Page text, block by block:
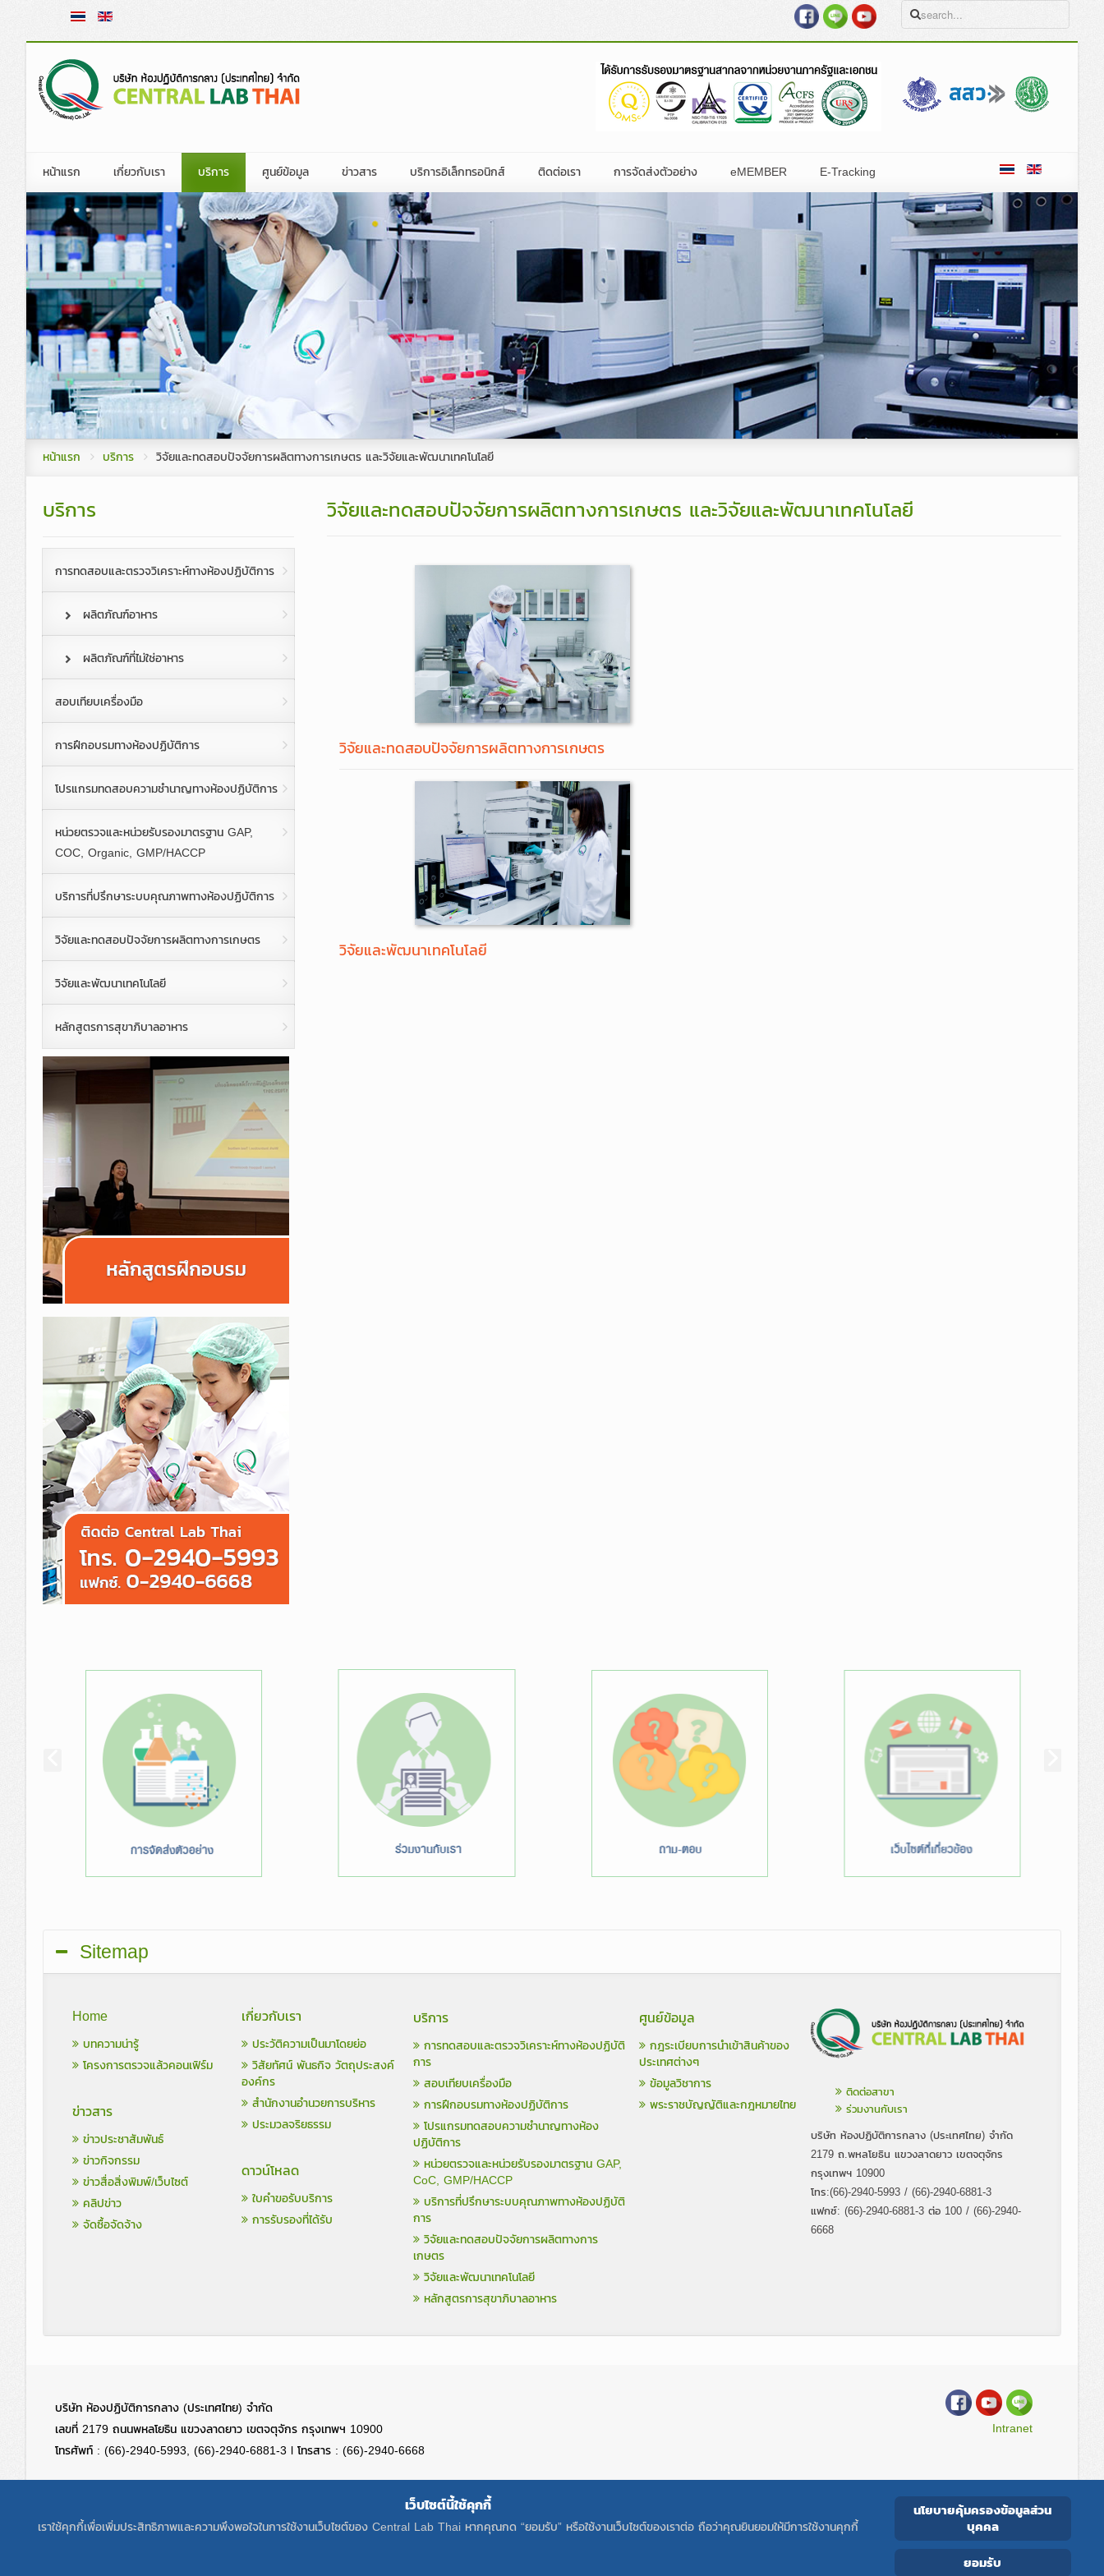
หน้าแรก
เกี่ยวกับเรา
ประวัติความเป็นมาโดยย่อ
วิสัยทัศน์ พันธกิจ วัตถุประสงค์องค์กร
คณะกรรมการและผู้บริหารบริษัท คณะกรรมการบริษัท
คณะกรรมการบริหาร
คณะกรรมการตรวจสอบ
ทำเนียบ กรรมการผู้อำนวยการ
คณะผู้บริหาร ผู้บริหารบริษัทฯ
ประมวลจริยธรรม
นโยบายคุ้มครองข้อมูลส่วนบุคคล
รายงานประจำปี
บริการ
การทดสอบและตรวจวิเคราะห์ทางห้องปฏิบัติการ
ผลิตภัณฑ์ที่ไม่ใช่อาหาร
สอบเทียบเครื่องมือ
การฝึกอบรมทางห้องปฏิบัติการ
โปรแกรมทดสอบความชำนาญทางห้องปฏิบัติการ
หน่วยตรวจและหน่วยรับรองมาตรฐาน GAP,
COC, Organic, GMP/HACCP
บริการที่ปรึกษาระบบคุณภาพ ทางห้องปฏิบัติการ
วิจัยและทดสอบปัจจัยการผลิตทางการเกษตร
หลักสูตรการสุขาภิบาลอาหาร
อบรมหลักสูตร มาตรฐานการ
กิจการและผู้สัมผัสอาหาร แบบ
Online
แผนการจัดการอบรมหลักสูตรการ
สุขาภิบาลอาหาร
ศูนย์ข้อมูล
กฎระเบียบการนำเข้าสินค้าของประเทศต่างๆ
ข้อมูลวิชาการ
พระราชบัญญัติและกฎหมายไทย
Food Classification
ข่าวสาร
ข่าวกิจกรรม
ข่าวประชาสัมพันธ์
ข่าวสื่อสิ่งพิมพ์/เว็บไซต์
จัดซื้อจัดจ้าง
บริการอิเล็กทรอนิกส์
ใบคำขอรับบริการ
การรับรองที่ได้รับ
ติดต่อเรา
บริษัท ห้องปฏิบัติการกลาง (ประเทศไทย) จำกัด
ร่วมงานกับเรา
การจัดส่งตัวอย่าง eMEMBER E-Tracking
หน้าแรก บริการ วิจัยและทดสอบปัจจัยการผลิตทางการเกษตร และวิจัยและพัฒนาเทคโนโลยี
วิจัยและทดสอบปัจจัยการผลิตทางการเกษตร และวิจัยและพัฒนาเทคโนโลยี
วิจัยและทดสอบปัจจัยการผลิตทางการเกษตร
วิจัยและพัฒนาเทคโนโลยี
บริการ
การทดสอบและตรวจวิเคราะห์ทางห้องปฏิบัติการ
ผลิตภัณฑ์อาหาร
ผลิตภัณฑ์ที่ไม่ใช่อาหาร
สอบเทียบเครื่องมือ
การฝึกอบรมทางห้องปฏิบัติการ
โปรแกรมทดสอบความชำนาญทางห้องปฏิบัติการ
หน่วยตรวจและหน่วยรับรองมาตรฐาน GAP,
COC, Organic, GMP/HACCP
บริการที่ปรึกษาระบบคุณภาพทางห้องปฏิบัติการ
วิจัยและทดสอบปัจจัยการผลิตทางการเกษตร
วิจัยและพัฒนาเทคโนโลยี
หลักสูตรการสุขาภิบาลอาหาร
Sitemap
Home
บทความน่ารู้
โครงการตรวจแล้วคอนเฟิร์ม
ข่าวสาร
ข่าวประชาสัมพันธ์
ข่าวกิจกรรม
ข่าวสื่อสิ่งพิมพ์/เว็บไซต์
คลิปข่าว
จัดซื้อจัดจ้าง
เกี่ยวกับเรา
ประวัติความเป็นมาโดยย่อ
วิสัยทัศน์ พันธกิจ วัตถุประสงค์
องค์กร
สำนักงานอำนวยการบริหาร
ประมวลจริยธรรม
ดาวน์โหลด
ใบคำขอรับบริการ
การรับรองที่ได้รับ
บริการ
การทดสอบและตรวจวิเคราะห์ทางห้องปฏิบัติ
การ
สอบเทียบเครื่องมือ
การฝึกอบรมทางห้องปฏิบัติการ
โปรแกรมทดสอบความชำนาญทางห้อง
ปฏิบัติการ
หน่วยตรวจและหน่วยรับรองมาตรฐาน GAP,
CoC, GMP/HACCP
บริการที่ปรึกษาระบบคุณภาพทางห้องปฏิบัติ
การ
วิจัยและทดสอบปัจจัยการผลิตทางการ
เกษตร
วิจัยและพัฒนาเทคโนโลยี
หลักสูตรการสุขาภิบาลอาหาร
ศูนย์ข้อมูล
กฎระเบียบการนำเข้าสินค้าของ
ประเทศต่างๆ
ข้อมูลวิชาการ
พระราชบัญญัติและกฎหมายไทย
ติดต่อสาขา
ร่วมงานกับเรา
บริษัท ห้องปฏิบัติการกลาง (ประเทศไทย) จำกัด
2179 ถ.พหลโยธิน แขวงลาดยาว เขตจตุจักร
กรุงเทพฯ 10900
โทร:(66)-2940-5993 / (66)-2940-6881-3
แฟกซ์: (66)-2940-6881-3 ต่อ 100 / (66)-2940-
6668
บริษัท ห้องปฏิบัติการกลาง (ประเทศไทย) จำกัด
เลขที่ 2179 ถนนพหลโยธิน แขวงลาดยาว เขตจตุจักร กรุงเทพฯ 10900
โทรศัพท์ : (66)-2940-5993, (66)-2940-6881-3 l โทรสาร : (66)-2940-6668
Intranet
เว็บไซต์นี้ใช้คุกกี้
เราใช้คุกกี้เพื่อเพิ่มประสิทธิภาพและความพึงพอใจในการใช้งานเว็บไซต์ของ Central Lab Thai หากคุณกด “ยอมรับ” หรือใช้งานเว็บไซต์ของเราต่อ ถือว่าคุณยินยอมให้มีการใช้งานคุกกี้
นโยบายคุ้มครองข้อมูลส่วน
บุคคล
ยอมรับ
Copyright © All rights reserved.CENTRAL LAB THAI